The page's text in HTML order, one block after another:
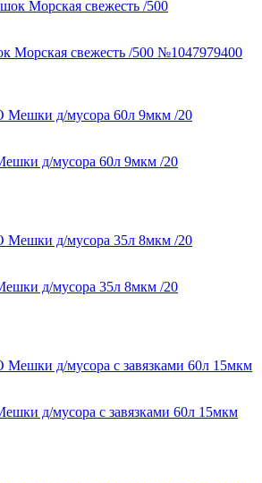
Морская свежесть /500 №1047979400
д/мусора 60л 9мкм /20
д/мусора 35л 8мкм /20
д/мусора с завязками 60л 15мкм